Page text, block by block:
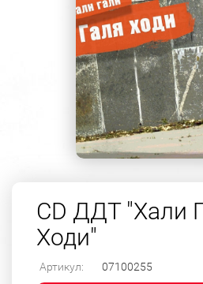
CD ДДТ "Хали
Ходи"
Артикул: 07100255